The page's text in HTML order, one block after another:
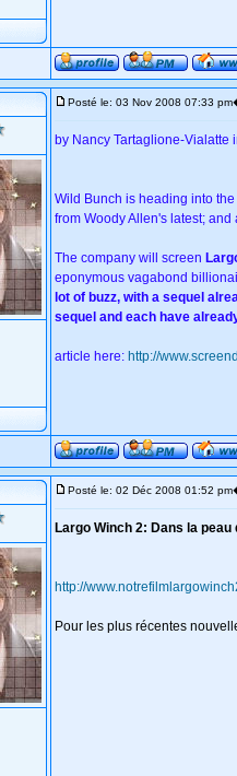
Posté le: 03 Nov 2008 07:33 pm
by Nancy Tartaglione-Vialatte
Wild Bunch is heading into
from Woody Allen's latest;
The company will screen
eponymous vagabond
lot of buzz, with a sequel
sequel and each have
article here: http://
Posté le: 02 Déc 2008 01:52 pm
Largo Winch 2: Dans la
http://
Pour les plus récentes